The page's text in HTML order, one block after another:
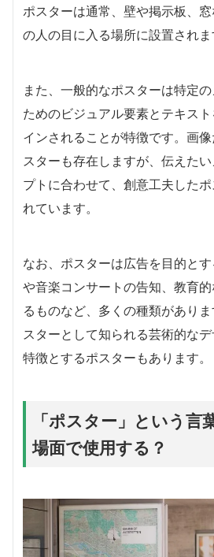
ポスターは通常、壁や掲示板、
の人の目に入る場所に設置されま
また、一般的なポスターは特定
ためのビジュアル要素とテキス
インされることが特徴です。画
スターも存在しますが、伝えた
プトに合わせて、創意工夫した
れています。
なお、ポスターは広告を目的と
や音楽コンサートの告知、教育
るものなど、多くの種類があり
スターとして知られる芸術的な
特徴とするポスターもあります。
「ポスター」という言
場面で使用する？